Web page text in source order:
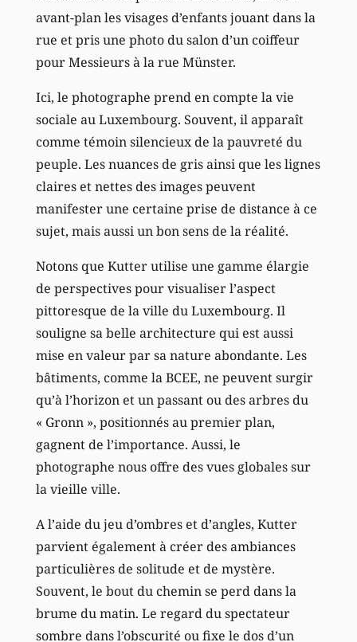
avant-plan les visages d’enfants jouant dans la
rue et pris une photo du salon d’un coiffeur
pour Messieurs à la rue Münster.
Ici, le photographe prend en compte la vie
sociale au Luxembourg. Souvent, il apparaît
comme témoin silencieux de la pauvreté du
peuple. Les nuances de gris ainsi que les lignes
claires et nettes des images peuvent
manifester une certaine prise de distance à ce
sujet, mais aussi un bon sens de la réalité.
Notons que Kutter utilise une gamme élargie
de perspectives pour visualiser l’aspect
pittoresque de la ville du Luxembourg. Il
souligne sa belle architecture qui est aussi
mise en valeur par sa nature abondante. Les
bâtiments, comme la BCEE, ne peuvent surgir
qu’à l’horizon et un passant ou des arbres du
« Gronn », positionnés au premier plan,
gagnent de l’importance. Aussi, le
photographe nous offre des vues globales sur
la vieille ville.
A l’aide du jeu d’ombres et d’angles, Kutter
parvient également à créer des ambiances
particulières de solitude et de mystère.
Souvent, le bout du chemin se perd dans la
brume du matin. Le regard du spectateur
sombre dans l’obscurité ou fixe le dos d’un